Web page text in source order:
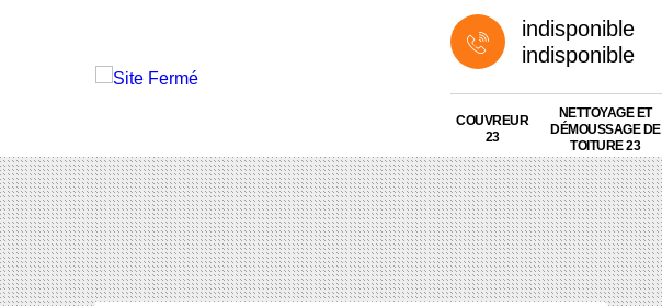
indisponible
indisponible
COUVREUR
23
NETTOYAGE ET
DÉMOUSSAGE DE
TOITURE 23